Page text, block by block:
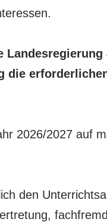
Landesregierung
die
2026/2027 auf
den